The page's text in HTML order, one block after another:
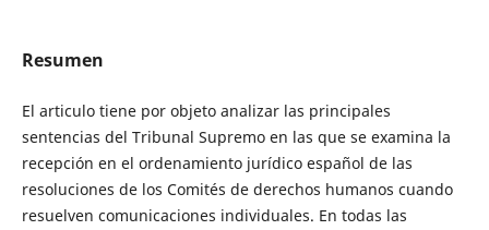
Resumen
El articulo tiene por objeto analizar las principales
sentencias del Tribunal Supremo en las que se examina la
recepción en el ordenamiento jurídico español de las
resoluciones de los Comités de derechos humanos cuando
resuelven comunicaciones individuales. En todas las